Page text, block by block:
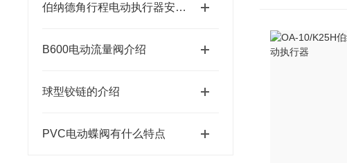
伯纳德角行程电动执行器安装注意事项
B600电动流量阀介绍
球型铰链的介绍
PVC电动蝶阀有什么特点